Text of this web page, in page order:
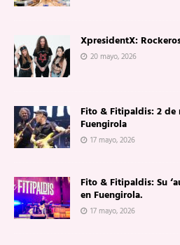
XpresidentX:
20 mayo, 2026
Fito & Fitipaldis: 2 de
Fuengirola
17 mayo, 2026
Fito & Fitipaldis: Su
en Fuengirola.
17 mayo, 2026